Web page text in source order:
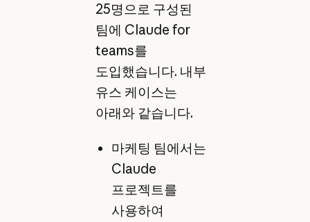
25명으로 구성된
팀에 Claude for
teams를
도입했습니다. 내부
유스 케이스는
아래와 같습니다.
마케팅 팀에서는
Claude
프로젝트를
사용하여